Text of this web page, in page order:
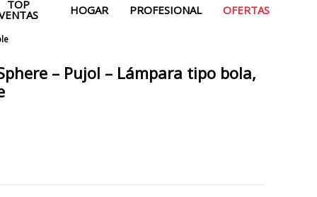
TOP HOGAR PROFESIONAL OFERTAS
– Pujol – Lámpara tipo bola,